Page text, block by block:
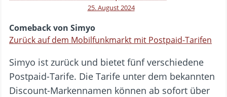
25. August 2024
Comeback von Simyo
Zurück auf dem Mobilfunkmarkt mit Postpaid-Tarifen
Simyo ist zurück und bietet fünf verschiedene
Postpaid-Tarife. Die Tarife unter dem bekannten
Discount-Markennamen können ab sofort über